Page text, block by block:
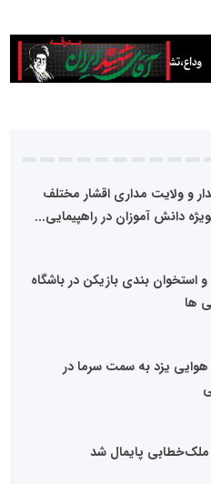
و ولایت مداری اقشار مختلف
دانش آموزان در راهپیمایی...
استخوان بندی بازیکن در باشگاه
ها
هوایی یزد به سمت سرما در
پایمال شد